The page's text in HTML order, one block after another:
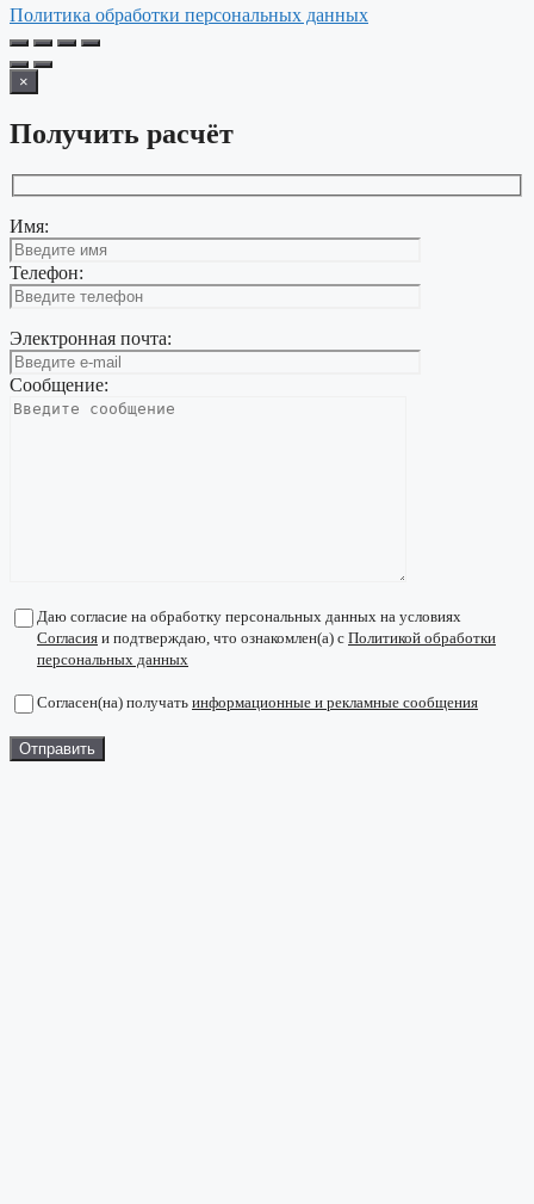
Политика обработки персональных данных
×
Получить расчёт
Имя:
Телефон:
Электронная почта:
Сообщение:
Даю согласие на обработку персональных данных на условиях
Согласия и подтверждаю, что ознакомлен(а) с Политикой обработки
персональных данных
Согласен(на) получать информационные и рекламные сообщения